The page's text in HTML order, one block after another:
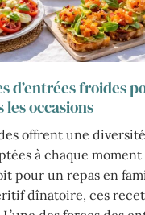
d’entrées froides
occasions
offrent une
à chaque moment
pour un repas en
dînatoire, ces